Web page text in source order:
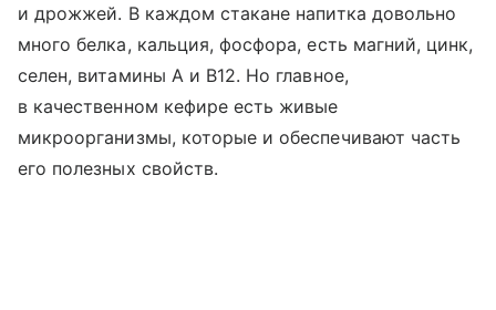
и дрожжей. В каждом стакане напитка довольно
много белка, кальция, фосфора, есть магний, цинк,
селен, витамины A и B12. Но главное,
в качественном кефире есть живые
микроорганизмы, которые и обеспечивают часть
его полезных свойств.